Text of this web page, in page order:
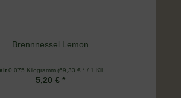
Brennnessel Lemon
0.075 Kilogramm (69,33 € * / 1 Kilogramm)
5,20 € *